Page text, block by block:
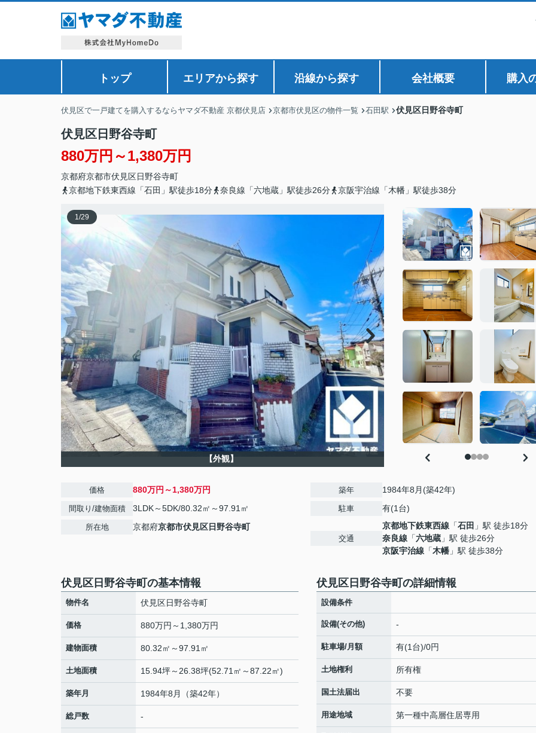
トップ エリアから探す 沿線から探す 会社概要 購入
伏見区で一戸建てを購入するならヤマダ不動産 京都伏見店 京都市伏見区の物件一覧 石田駅 伏見区日野谷寺町
伏見区日野谷寺町
880万円～1,380万円
京都府京都市伏見区日野谷寺町
京都地下鉄東西線「石田」駅徒歩18分
奈良線「六地蔵」駅徒歩26分 京阪宇治線「木幡」駅徒歩38分
1/29
【外観】
価格 880万円～1,380万円
間取り/建物面積 3LDK～5DK/80.32㎡～97.91㎡
所在地 京都府京都市伏見区日野谷寺町
築年 1984年8月(築42年)
駐車 有(1台)
交通
京都地下鉄東西線 「石田 」駅 徒歩18分
奈良線 「六地蔵 」駅 徒歩26分
京阪宇治線 「木幡 」駅 徒歩38分
伏見区日野谷寺町の基本情報
物件名 伏見区日野谷寺町
価格 880万円～1,380万円
建物面積 80.32㎡～97.91㎡
土地面積 15.94坪～26.38坪(52.71㎡～87.22㎡)
築年月 1984年8月（築42年）
総戸数 -
伏見区日野谷寺町の詳細情報
設備条件
設備(その他) -
駐車場/月額 有(1台)/0円
土地権利 所有権
国土法届出 不要
用途地域 第一種中高層住居専用